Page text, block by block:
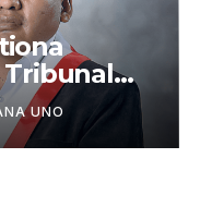
liberación
UNO